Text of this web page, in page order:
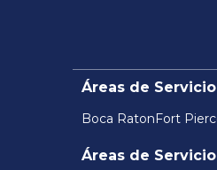
Áreas de
Boca RatonFort
Áreas de